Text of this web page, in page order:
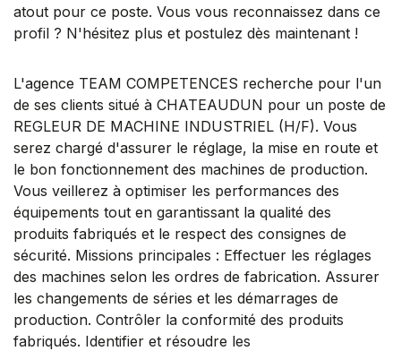
atout pour ce poste. Vous vous reconnaissez dans ce
profil ? N'hésitez plus et postulez dès maintenant !
L'agence TEAM COMPETENCES recherche pour l'un
de ses clients situé à CHATEAUDUN pour un poste de
REGLEUR DE MACHINE INDUSTRIEL (H/F). Vous
serez chargé d'assurer le réglage, la mise en route et
le bon fonctionnement des machines de production.
Vous veillerez à optimiser les performances des
équipements tout en garantissant la qualité des
produits fabriqués et le respect des consignes de
sécurité. Missions principales : Effectuer les réglages
des machines selon les ordres de fabrication. Assurer
les changements de séries et les démarrages de
production. Contrôler la conformité des produits
fabriqués. Identifier et résoudre les